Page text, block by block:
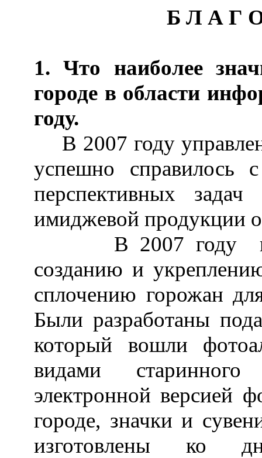
Б Л А Г
1. Что наиболее
городе в области
году.
В 2007 году
успешно справилось
перспективных задач
имиджевой продукции о
В 2007 году
созданию и
сплочению горожан
Были разработаны
который вошли
видами
электронной версией
городе, значки и
изготовлены ко